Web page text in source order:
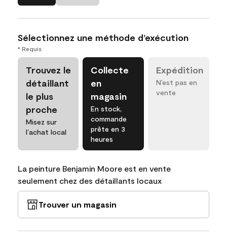
Sélectionnez une méthode d’exécution
* Requis
Trouvez le
détaillant
le plus
proche
Misez sur
l’achat local
Collecte
en
magasin
En stock,
commande
prête en 3
heures
Expédition
N’est pas en
vente
La peinture Benjamin Moore est en vente
seulement chez des détaillants locaux
Trouver un magasin